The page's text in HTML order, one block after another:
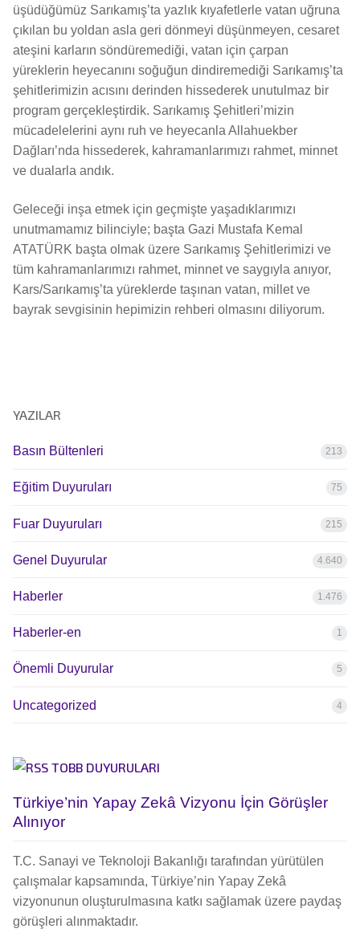
üşüdüğümüz Sarıkamış’ta yazlık kıyafetlerle vatan uğruna
çıkılan bu yoldan asla geri dönmeyi düşünmeyen, cesaret
ateşini karların söndüremediği, vatan için çarpan
yüreklerin heyecanını soğuğun dindiremediği Sarıkamış’ta
şehitlerimizin acısını derinden hissederek unutulmaz bir
program gerçekleştirdik. Sarıkamış Şehitleri’mizin
mücadelelerini aynı ruh ve heyecanla Allahuekber
Dağları’nda hissederek, kahramanlarımızı rahmet, minnet
ve dualarla andık.
Geleceği inşa etmek için geçmişte yaşadıklarımızı
unutmamamız bilinciyle; başta Gazi Mustafa Kemal
ATATÜRK başta olmak üzere Sarıkamış Şehitlerimizi ve
tüm kahramanlarımızı rahmet, minnet ve saygıyla anıyor,
Kars/Sarıkamış’ta yüreklerde taşınan vatan, millet ve
bayrak sevgisinin hepimizin rehberi olmasını diliyorum.
YAZILAR
Basın Bültenleri 213
Eğitim Duyuruları 75
Fuar Duyuruları 215
Genel Duyurular 4.640
Haberler 1.476
Haberler-en 1
Önemli Duyurular 5
Uncategorized 4
TOBB DUYURULARI
Türkiye’nin Yapay Zekâ Vizyonu İçin Görüşler
Alınıyor
T.C. Sanayi ve Teknoloji Bakanlığı tarafından yürütülen
çalışmalar kapsamında, Türkiye’nin Yapay Zekâ
vizyonunun oluşturulmasına katkı sağlamak üzere paydaş
görüşleri alınmaktadır.